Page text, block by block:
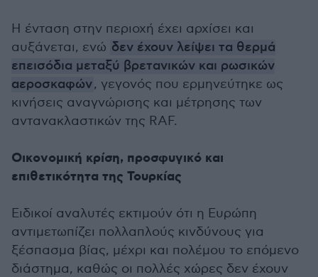
Η ένταση στην περιοχή έχει αρχίσει και
αυξάνεται, ενώ δεν έχουν λείψει τα θερμά
επεισόδια μεταξύ βρετανικών και ρωσικών
αεροσκαφών, γεγονός που ερμηνεύτηκε ως
κινήσεις αναγνώρισης και μέτρησης των
αντανακλαστικών της RAF.
Οικονομική κρίση, προσφυγικό και
επιθετικότητα της Τουρκίας
Ειδικοί αναλυτές εκτιμούν ότι η Ευρώπη
αντιμετωπίζει πολλαπλούς κινδύνους για
ξέσπασμα βίας, μέχρι και πολέμου το επόμενο
διάστημα, καθώς οι πολλές χώρες δεν έχουν